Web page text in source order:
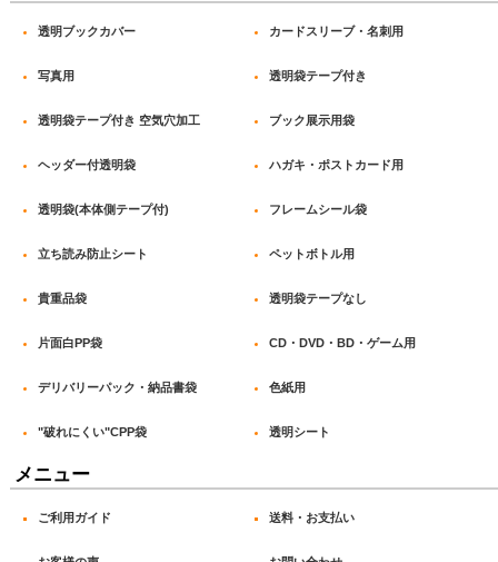
透明ブックカバー カードスリーブ・名刺用
写真用 透明袋テープ付き
透明袋テープ付き 空気穴加工 ブック展示用袋
ヘッダー付透明袋 ハガキ・ポストカード用
透明袋(本体側テープ付) フレームシール袋
立ち読み防止シート ペットボトル用
貴重品袋 透明袋テープなし
片面白PP袋 CD・DVD・BD・ゲーム用
デリバリーパック・納品書袋 色紙用
"破れにくい"CPP袋 透明シート
メニュー
ご利用ガイド 送料・お支払い